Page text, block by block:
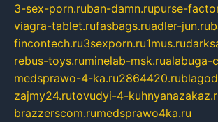
3-sex-porn.ruban-damn.rupurse-
viagra-tablet.rufasbags.ruadler-jun.ru
fincontech.ru3sexporn.ru1mus.ru
rebus-toys.ruminelab-msk.rualabuga-
medsprawo-4-ka.ru2864420.ru
zajmy24.rutovudyi-4-
brazzerscom.rumedsprawo4ka.ru